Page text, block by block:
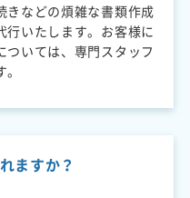
きなどの煩雑な書類作成
行いたします。お客様に
ついては、専門スタッフ
ますか？